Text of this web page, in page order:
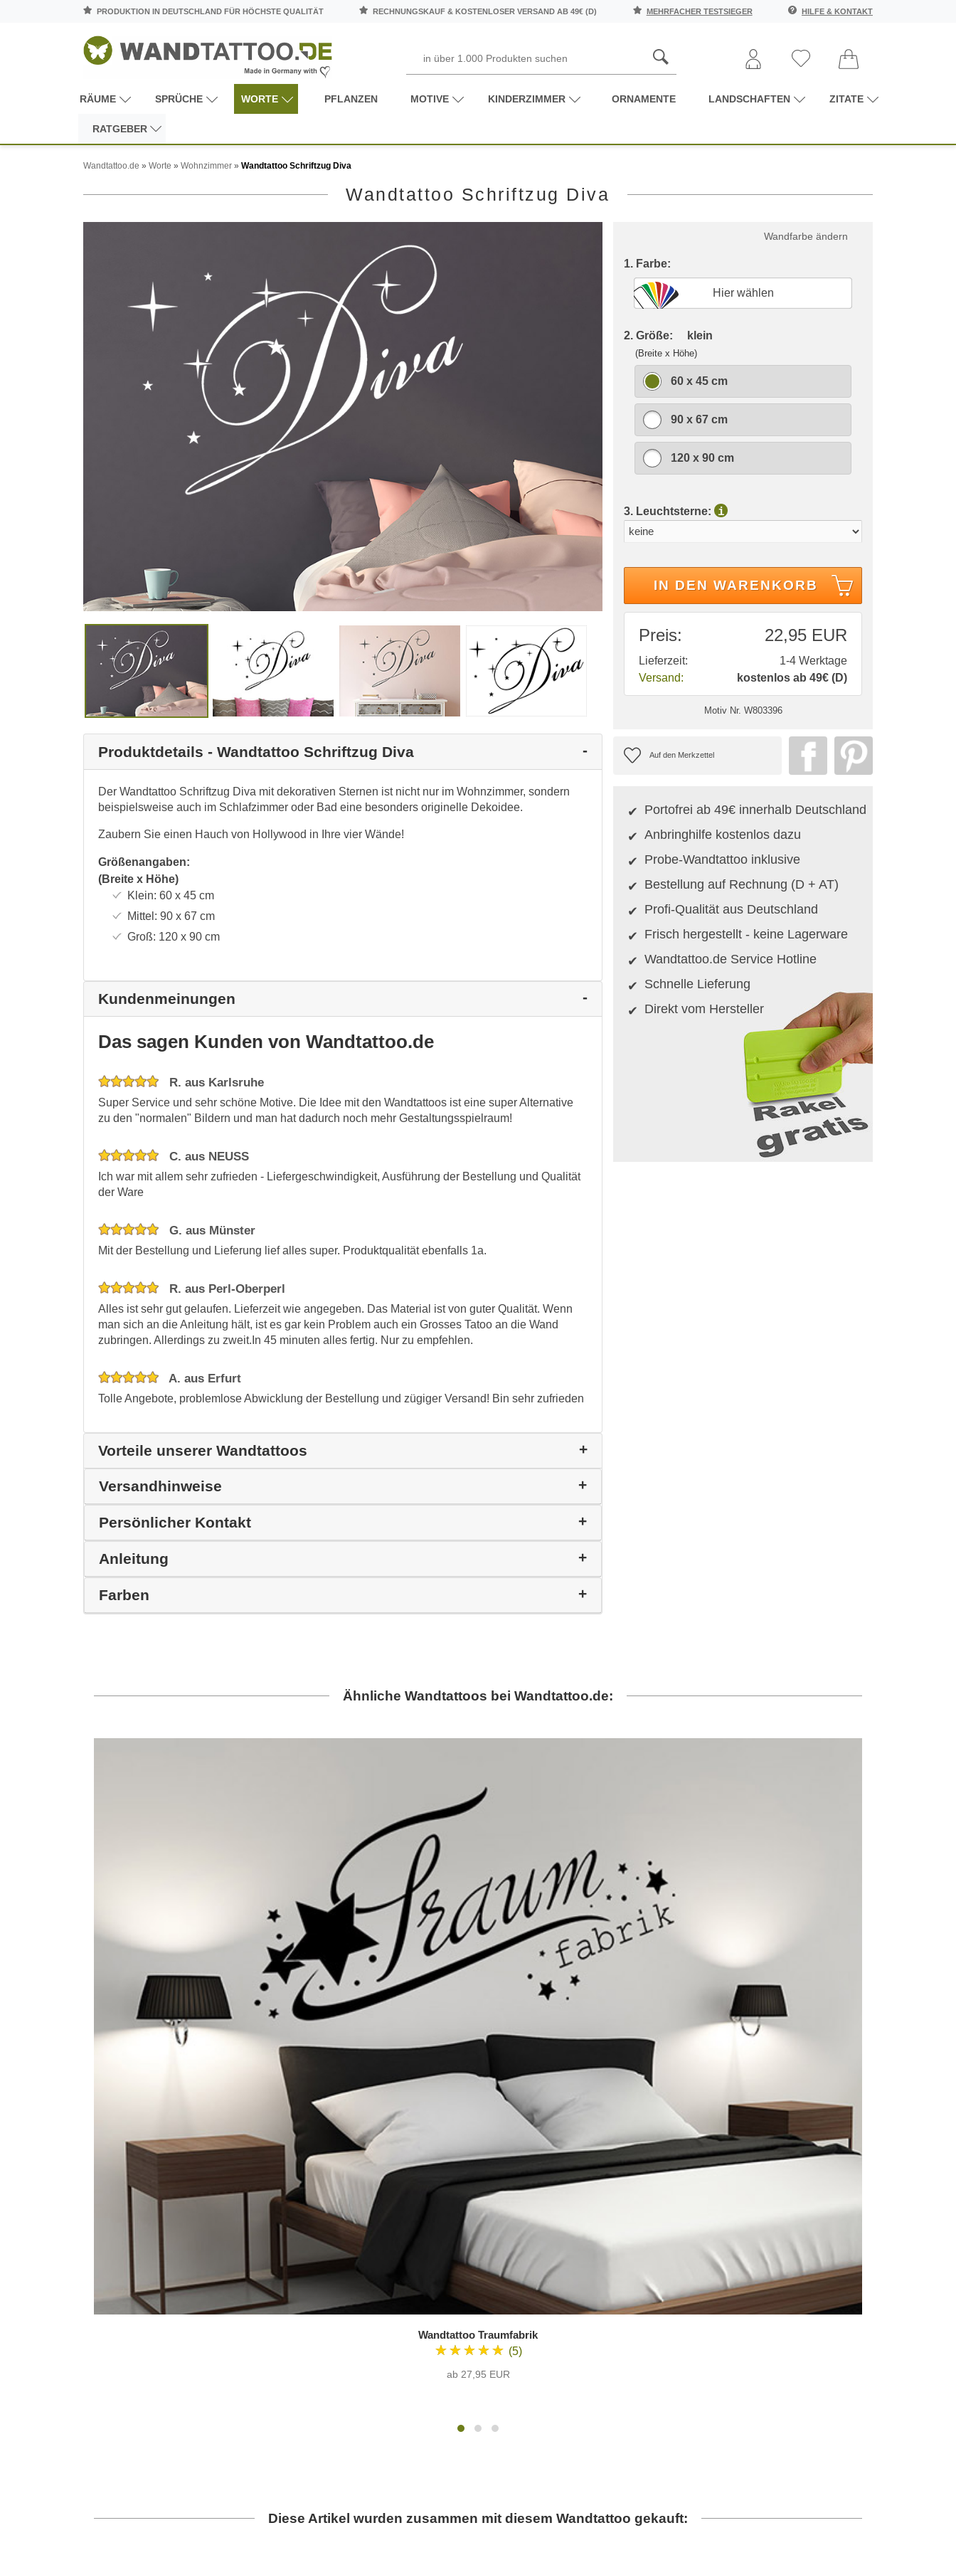
PRODUKTION IN DEUTSCHLAND FÜR HÖCHSTE QUALITÄT RECHNUNGSKAUF & KOSTENLOSER VERSAND AB 49€ (D) MEHRFACHER TESTSIEGER HILFE & KONTAKT
RÄUME SPRÜCHE WORTE PFLANZEN MOTIVE KINDERZIMMER ORNAMENTE LANDSCHAFTEN ZITATE
RATGEBER
Wandtattoo.de » Worte » Wohnzimmer » Wandtattoo Schriftzug Diva
Wandtattoo Schriftzug Diva
Produktdetails - Wandtattoo Schriftzug Diva
Der Wandtattoo Schriftzug Diva mit dekorativen Sternen ist nicht nur im Wohnzimmer, sondern
beispielsweise auch im Schlafzimmer oder Bad eine besonders originelle Dekoidee.
Zaubern Sie einen Hauch von Hollywood in Ihre vier Wände!
Größenangaben:
(Breite x Höhe)
Klein: 60 x 45cm
Mittel: 90 x 67 cm
Groß: 120 x 90cm
Kundenmeinungen
Das sagen Kunden von Wandtattoo.de
R. aus Karlsruhe
Super Service und sehr schöne Motive. Die Idee mit den Wandtattoos ist eine super Alternative
zu den "normalen" Bildern und man hat dadurch noch mehr Gestaltungsspielraum!
C. aus NEUSS
Ich war mit allem sehr zufrieden - Liefergeschwindigkeit, Ausführung der Bestellung und Qualität
der Ware
G. aus Münster
Mit der Bestellung und Lieferung lief alles super. Produktqualität ebenfalls 1a.
R. aus Perl-Oberperl
Alles ist sehr gut gelaufen. Lieferzeit wie angegeben. Das Material ist von guter Qualität. Wenn
man sich an die Anleitung hält, ist es gar kein Problem auch ein Grosses Tatoo an die Wand
zubringen. Allerdings zu zweit.In 45 minuten alles fertig. Nur zu empfehlen.
A. aus Erfurt
Tolle Angebote, problemlose Abwicklung der Bestellung und zügiger Versand! Bin sehr zufrieden
Vorteile unserer Wandtattoos
Versandhinweise
Persönlicher Kontakt
Anleitung
Farben
Wandfarbe ändern
1. Farbe:
Hier wählen
2. Größe: klein
(Breite x Höhe)
60 x 45 cm
90 x 67 cm
120 x 90 cm
3. Leuchtsterne: i
IN DEN WARENKORB
Preis: 22,95 EUR
Lieferzeit:
1-4 Werktage
Versand:
kostenlos ab 49€ (D)
Motiv Nr. W803396
Portofrei ab 49€ innerhalb Deutschland
Anbringhilfe kostenlos dazu
Probe-Wandtattoo inklusive
Bestellung auf Rechnung (D + AT)
Profi-Qualität aus Deutschland
Frisch hergestellt - keine Lagerware
Wandtattoo.de Service Hotline
Schnelle Lieferung
Direkt vom Hersteller
Ähnliche Wandtattoos bei Wandtattoo.de:
Wandtattoo Traumfabrik
★★★★★ (5)
ab 27,95 EUR
Diese Artikel wurden zusammen mit diesem Wandtattoo gekauft: